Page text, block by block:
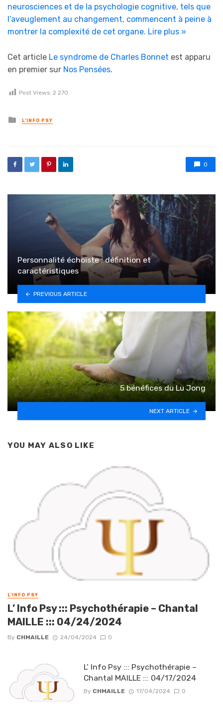
neurosciences et de la psychologie cognitive, tels que
l’aveuglement au changement, commencent à peine à
montrer la complexité de cet organe. Lire plus »
Cet article Le syndrome de Charles Bonnet est apparu
en premier sur Nos Pensées.
Post Views: 2 270
Posted in
L'INFO PSY
0
Personnalité échoïste : définition et
caractéristiques
PREVIOUS ARTICLE
5 bénéfices du Lu Jong
NEXT ARTICLE
YOU MAY ALSO LIKE
L'INFO PSY
L’ Info Psy ::: Psychothérapie – Chantal
MAILLE ::: 04/24/2024
By CHMAILLE 24/04/2024 0
L’ Info Psy ::: Psychothérapie –
Chantal MAILLE ::: 04/17/2024
By CHMAILLE 17/04/2024 0